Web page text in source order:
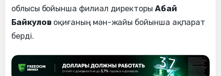
облысы бойынша филиал директоры Абай
Байкулов оқиғаның мән-жайы бойынша ақпарат
берді.